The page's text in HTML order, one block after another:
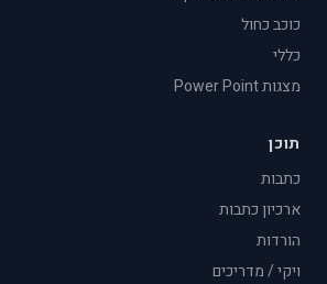
כוכב כחול
כללי
מצגות Power Point
תוכן
כתבות
ארכיון כתבות
הורדות
ויקי / מדריכים